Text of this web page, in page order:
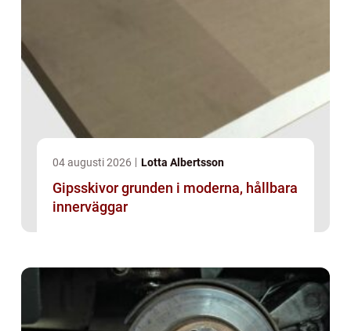
04 augusti 2026 Lotta Albertsson
Gipsskivor grunden i moderna, hållbara
innerväggar